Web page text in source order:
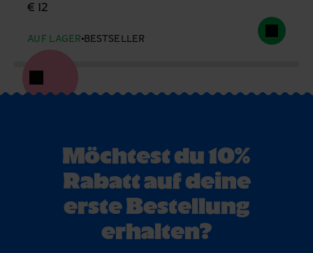
€ 12
AUF LAGER BESTSELLER
Möchtest du 10%
Rabatt auf deine
erste Bestellung
erhalten?